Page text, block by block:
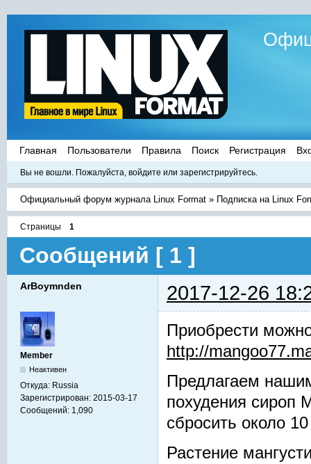
Главная Пользователи Правила Поиск Регистрация
Вы не вошли. Пожалуйста, войдите или зарегистрируйтесь.
Официальный форум журнала Linux Format » Подписка на Linux
Страницы 1
Сообщений [ 1 ]
ArBoymnden 2017-12-26
Member
Неактивен
Откуда: Russia
Зарегистрирован: 2015-03-17
Сообщений: 1,090
Приобрести
http://
Предлагаем
похудения сироп
сбросить около
Растение